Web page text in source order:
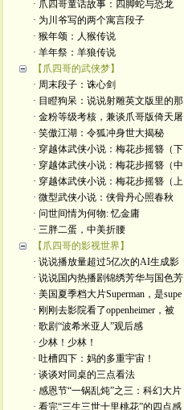
· 爪四哥童话故事：四脚蛇与恐龙
· 为川爷写的两个寓言段子
· 猴年颂：人猴传说
· 羊年祭：羊狼传说
【爪四哥的武侠梦】
· 周末段子：诛心剑
· 目瞪狗呆：说说射雕英文版里的那
· 金粉等级考核，兼谈爪哥版倚天屠
· 笑傲江湖：令狐冲身世大揭秘
· 穿越体武侠小说：梅花步摇簪（下
· 穿越体武侠小说：梅花步摇簪（中
· 穿越体武侠小说：梅花步摇簪（上
· 微型武侠小说：侠骨丹心照春秋
· 问世间情为何物: 忆金庸
· 三胖二蛋，中美折腰
【爪四哥的影视世界】
· 说说播放量超过5亿次的AI生成影
· 说说国内热播剧锦绣芳华与国色芳
· 美国夏季档大片Superman，是supe
· 刚刚去影院看了oppenheimer，被
· 歌剧“波希米亚人”观后感
· 少林！少林！
· 吐槽四下：妈的多重宇宙！
· 谈谈对同桌的三点看法
· 感恩节“一锅乱炖”之三：科幻大片
· 看完“三生三世十里桃花”的四点感